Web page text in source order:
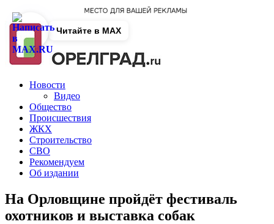
Новости
Видео
Общество
Происшествия
ЖКХ
Строительство
СВО
Рекомендуем
Об издании
На Орловщине пройдёт фестиваль
охотников и выставка собак
Читайте в MAX